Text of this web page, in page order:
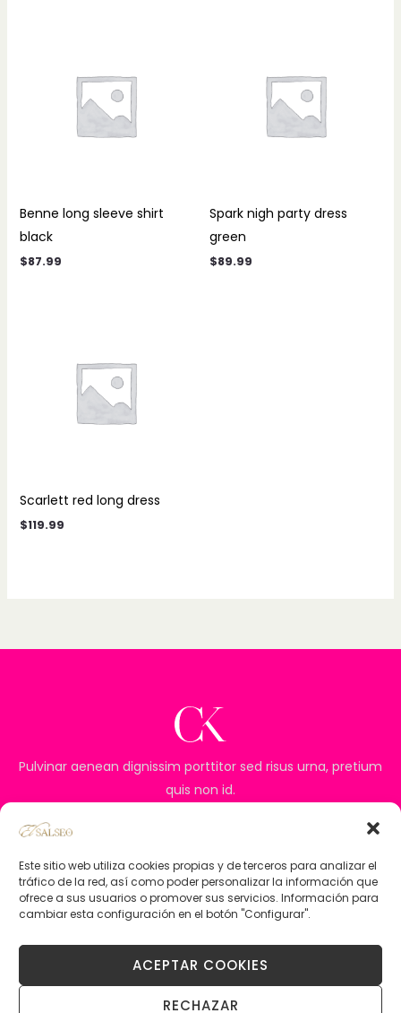
Este sitio web utiliza cookies propias y de terceros para analizar el
tráfico de la red, así como poder personalizar la información que
ofrece a sus usuarios o promover sus servicios. Información para
cambiar esta configuración en el botón "Configurar".
ACEPTAR COOKIES
RECHAZAR
Benne long sleeve shirt
black
$87.99
Spark nigh party dress
green
$89.99
Scarlett red long dress
$119.99
Pulvinar aenean dignissim porttitor sed risus urna, pretium
quis non id.